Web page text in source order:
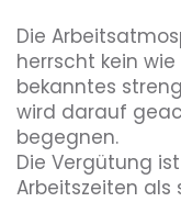
Die
herrscht kein
bekanntes
wird darauf
begegnen.
Die Vergütung
Arbeitszeiten als